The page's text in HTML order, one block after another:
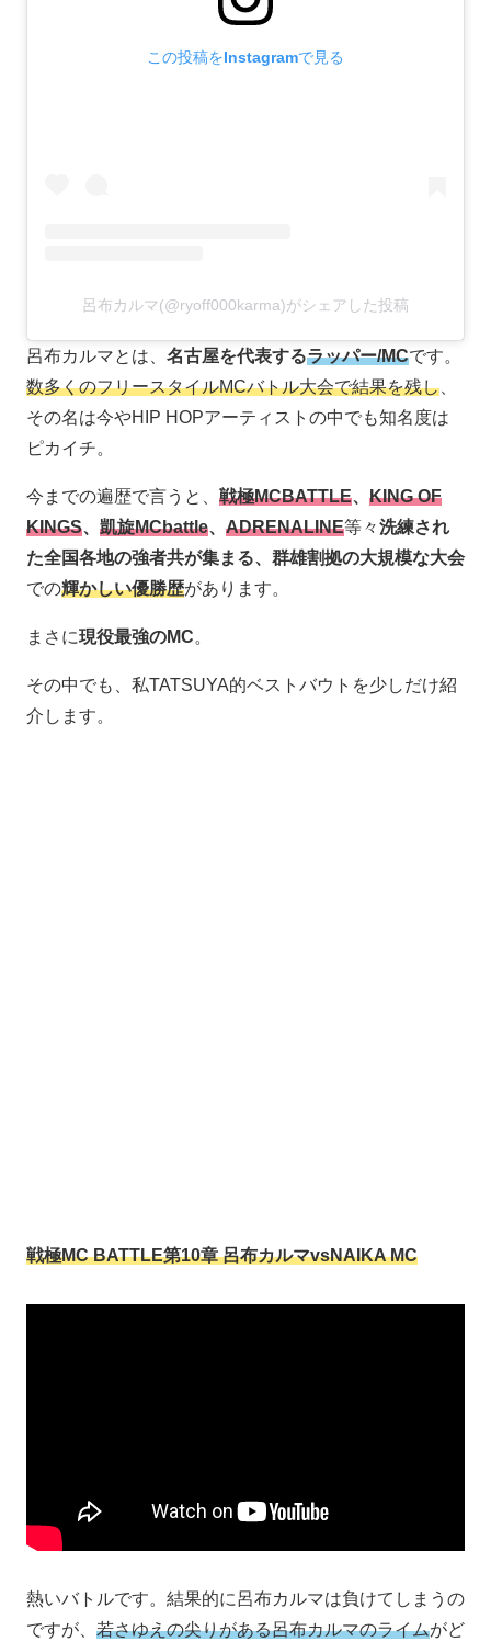
この投稿をInstagramで見る
呂布カルマ(@ryoff000karma)がシェアした投稿
呂布カルマとは、 名古屋を代表するラッパー/MCです。
数多くのフリースタイルMCバトル大会で結果を残し
その名は今やHIP HOPアーティストの中でも知名度は
ピカイチ。
今までの遍歴で言うと、 戦極MCBATTLE、 KING OF
KINGS、 凱旋MCbattle、 ADRENALINE等々洗練され
た全国各地の強者共が集まる、群雄割拠の大規模な大会
での輝かしい優勝歴があります。
まさに現役最強のMC。
その中でも、私TATSUYA的ベストバウトを少しだけ紹
介します。
戦極MC BATTLE第10章 呂布カルマvsNAIKA MC
熱いバトルです。結果的に呂布カルマは負けてしまうの
ですが、 若さゆえの尖りがある呂布カルマのライムがど